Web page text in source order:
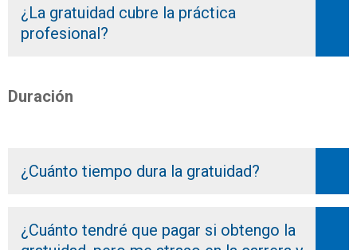
¿La gratuidad cubre la práctica
profesional?
Duración
¿Cuánto tiempo dura la gratuidad?
¿Cuánto tendré que pagar si obtengo la